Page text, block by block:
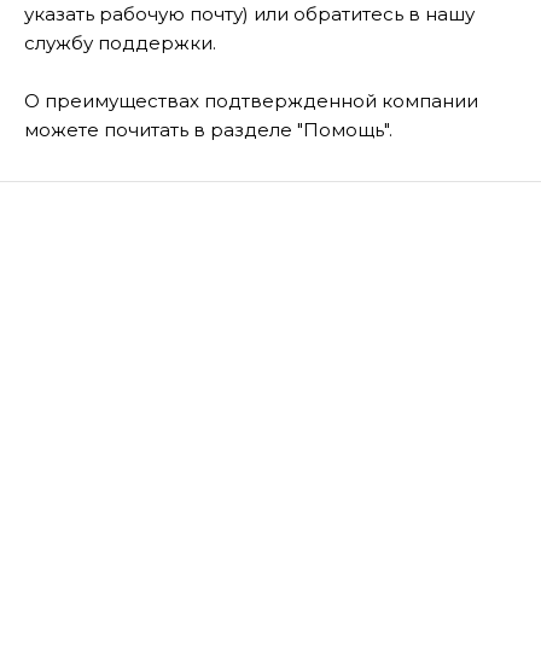
указать рабочую почту) или обратитесь в нашу
службу поддержки.
О преимуществах подтвержденной компании
можете почитать в разделе "Помощь".